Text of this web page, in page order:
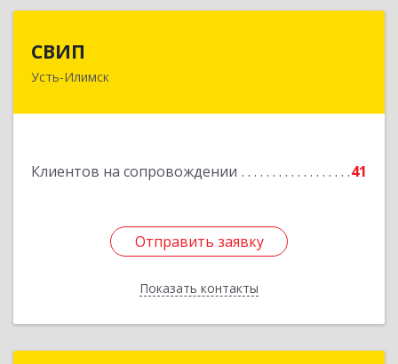
СВИП
Усть-Илимск
Клиентов на сопровождении 41
Отправить заявку
Показать контакты
666685, Иркутская обл, Усть-Илимск г,
Отправить заявку
Назад